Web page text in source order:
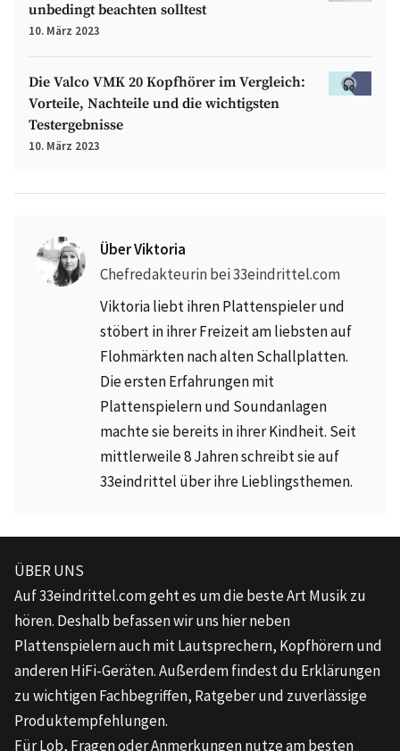
unbedingt beachten solltest
10. März 2023
Die Valco VMK 20 Kopfhörer im Vergleich:
Vorteile, Nachteile und die wichtigsten
Testergebnisse
10. März 2023
Über Viktoria
Chefredakteurin bei 33eindrittel.com
Viktoria liebt ihren Plattenspieler und
stöbert in ihrer Freizeit am liebsten auf
Flohmärkten nach alten Schallplatten.
Die ersten Erfahrungen mit
Plattenspielern und Soundanlagen
machte sie bereits in ihrer Kindheit. Seit
mittlerweile 8 Jahren schreibt sie auf
33eindrittel über ihre Lieblingsthemen.
ÜBER UNS
Auf33eindrittel.comgeht es um die beste Art Musik zu
hören. Deshalb befassen wir uns hier neben
Plattenspielern auch mit Lautsprechern, Kopfhörern und
anderen HiFi-Geräten. Außerdem findest du Erklärungen
zu wichtigen Fachbegriffen, Ratgeber und zuverlässige
Produktempfehlungen.
Für Lob, Fragen oder Anmerkungen nutze am besten